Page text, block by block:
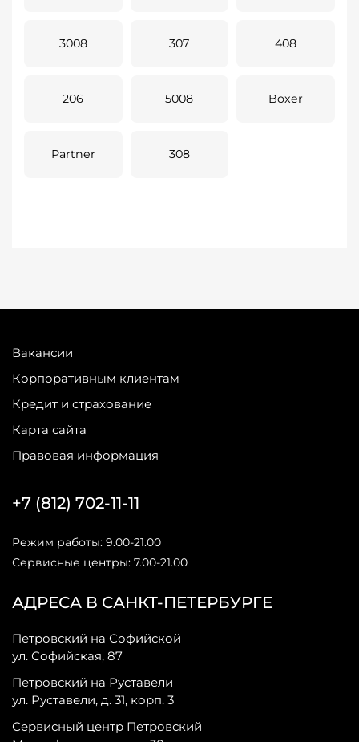
3008 307 408
206 5008 Boxer
Partner 308
Вакансии
Корпоративным клиентам
Кредит и страхование
Карта сайта
Правовая информация
АДРЕСА В САНКТ-ПЕТЕРБУРГЕ
Петровский на Софийской
ул. Софийская, 87
Петровский на Руставели
ул. Руставели, д. 31, корп. 3
Сервисный центр Петровский
+7 (812) 702-11-11
Режим работы: 9.00-21.00
Сервисные центры: 7.00-21.00